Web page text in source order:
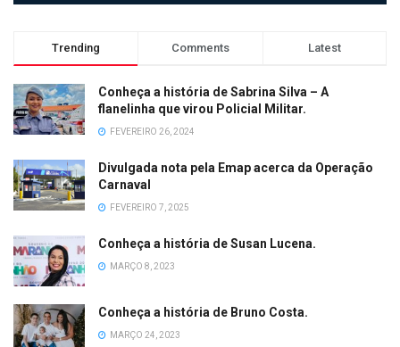
Trending Comments Latest
Conheça a história de Sabrina Silva – A
flanelinha que virou Policial Militar.
FEVEREIRO 26, 2024
Divulgada nota pela Emap acerca da Operação
Carnaval
FEVEREIRO 7, 2025
Conheça a história de Susan Lucena.
MARÇO 8, 2023
Conheça a história de Bruno Costa.
MARÇO 24, 2023